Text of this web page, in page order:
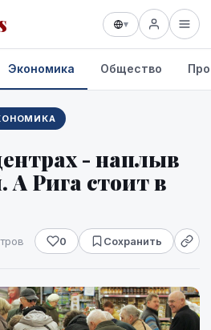
▾
Экономика Общество
- наплыв
А Рига стоит в
0 Сохранить